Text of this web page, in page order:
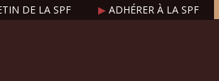
DE LA SPF ▶ ADHÉRER À LA SPF